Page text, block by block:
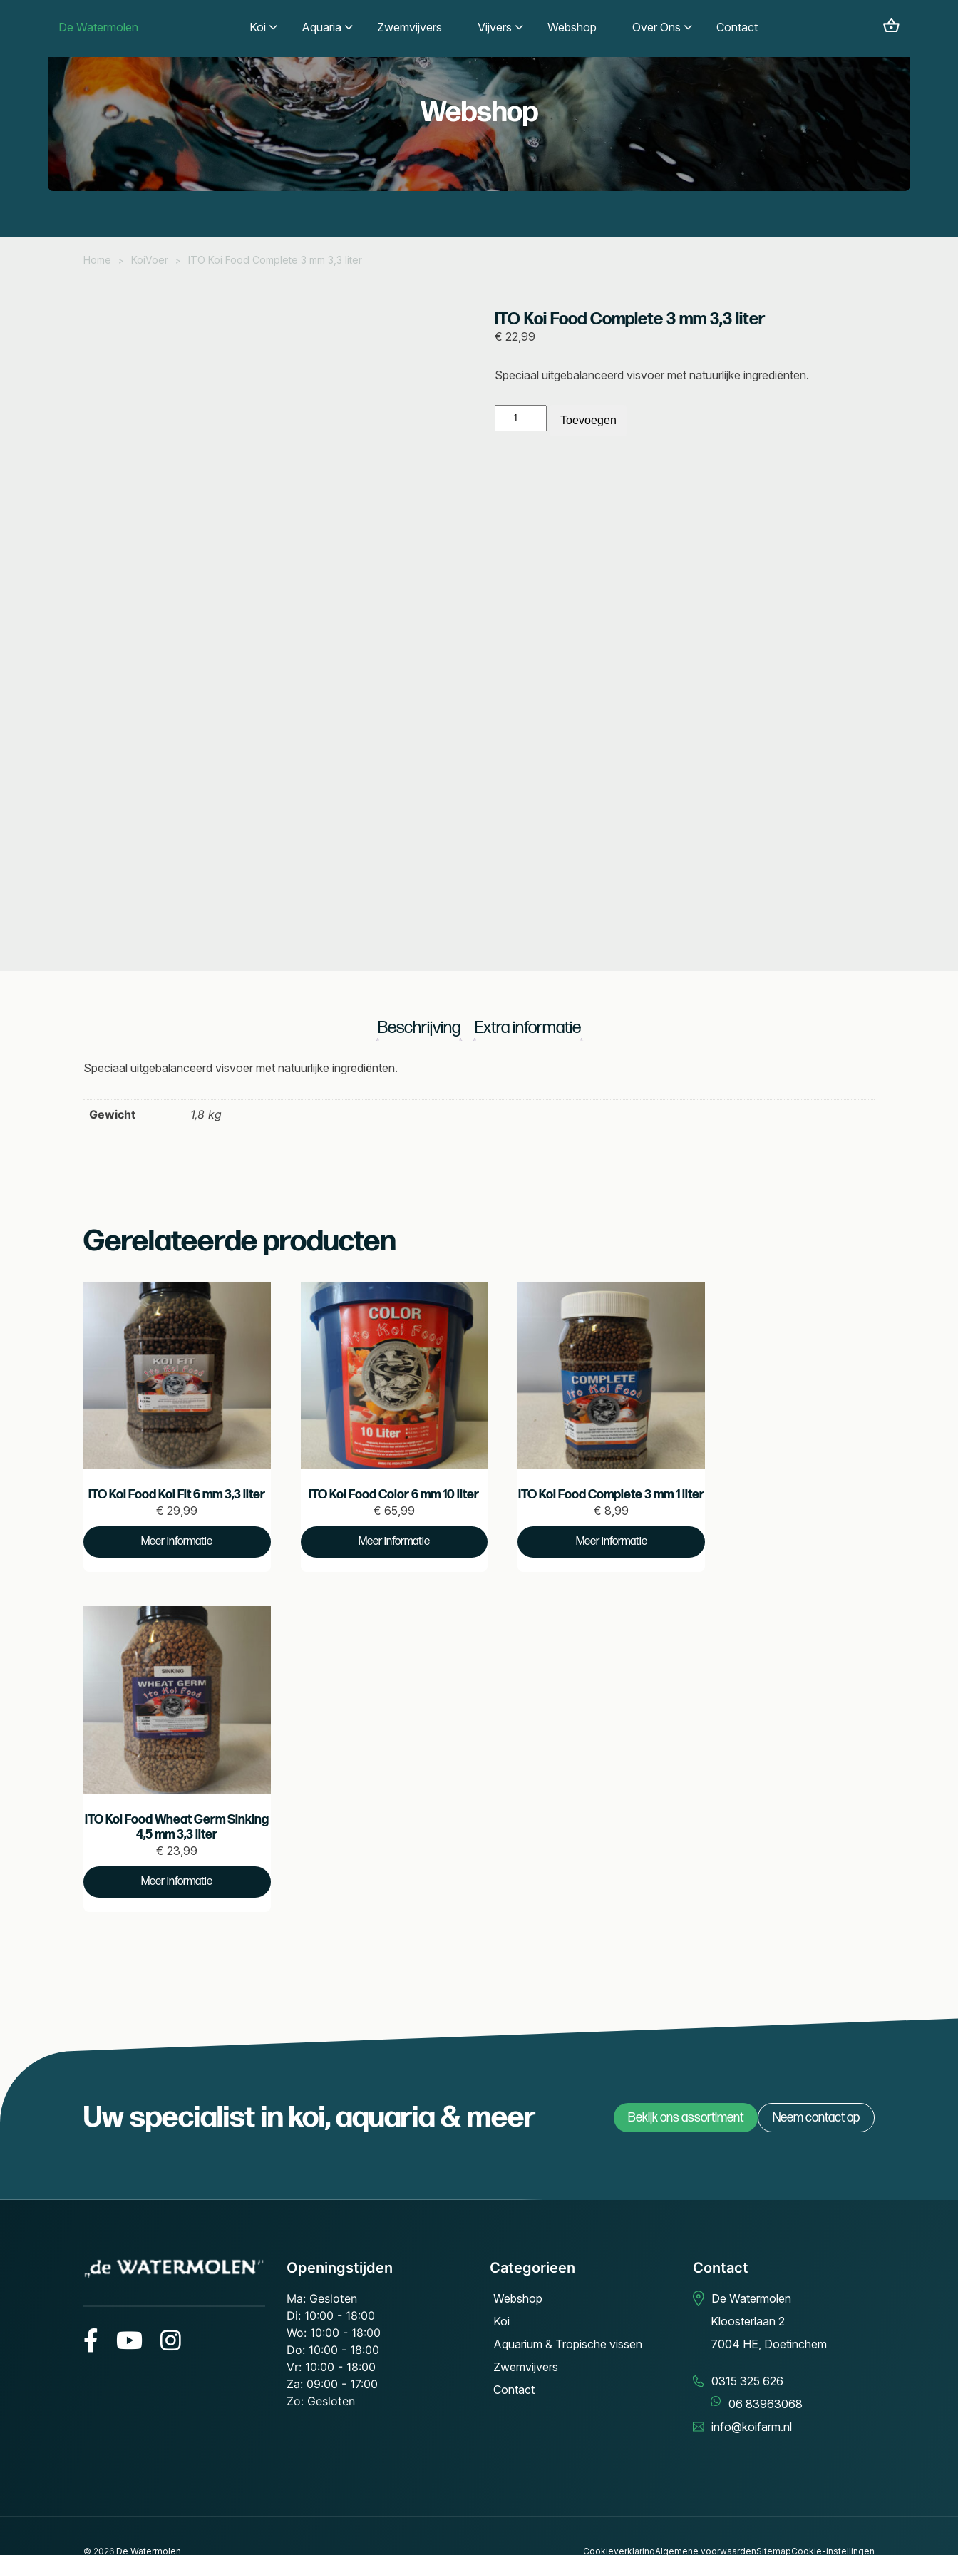
De Watermolen Koi Aquaria Zwemvijvers Vijvers Webshop Over Ons Contact
Webshop
Home > KoiVoer > ITO Koi Food Complete 3 mm 3,3 liter
ITO Koi Food Complete 3 mm 3,3 liter
€ 22,99
Speciaal uitgebalanceerd visvoer met natuurlijke ingrediënten.
Koi
Toevoegen
Beschrijving Extra informatie
Speciaal uitgebalanceerd visvoer met natuurlijke ingrediënten.
Gewicht 1,8 kg
Gerelateerde producten
ITO Koi Food Koi Fit 6 mm 3,3 liter
€ 29,99
Prijs
€
29.99Meer informatie
ITO Koi Food Color 6 mm 10 liter
€ 65,99
Prijs
€
65.99Meer informatie
ITO Koi Food Complete 3 mm 1 liter
€ 8,99
Prijs €
8.99Meer informatie
ITO Koi Food Wheat Germ Sinking
4,5 mm 3,3 liter
€ 23,99
Prijs
€
23.99Meer informatie
Uw specialist in koi, aquaria & meer Bekijk ons assortiment Neem contact op
Openingstijden
Ma: Gesloten
Di: 10:00 - 18:00
Wo: 10:00 - 18:00
Do: 10:00 - 18:00
Vr: 10:00 - 18:00
Za: 09:00 - 17:00
Zo: Gesloten
Categorieen
Webshop
Koi
Aquarium & Tropische vissen
Zwemvijvers
Contact
Contact
De Watermolen
Kloosterlaan 2
7004 HE, Doetinchem
0315 325 626
06 83963068
info@koifarm.nl
© 2026 De Watermolen CookieverklaringAlgemene voorwaardenSitemapCookie-instellingen